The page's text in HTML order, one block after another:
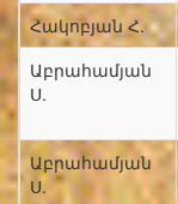
Հակոբյան Հ.
Աբրահամյան
Ս.
Աբրահամյան
Ս.